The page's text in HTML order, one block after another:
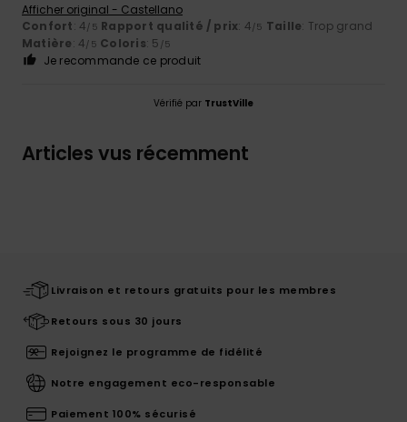
Afficher original - Castellano
Confort: 4/5 Rapport qualité / prix: 4/5 Taille: Trop grand
Matière: 4/5 Coloris: 5 /5
Je recommande ce produit
Vérifié par TrustVille
Articles vus récemment
Livraison et retours gratuits pour les membres
Retours sous 30 jours
Rejoignez le programme de fidélité
Notre engagement eco-responsable
Paiement 100% sécurisé